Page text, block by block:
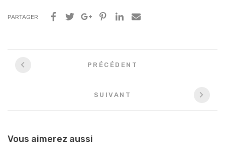
PARTAGER
Navigation
entre
articles
PRÉCÉDENT
SUIVANT
Vous aimerez aussi